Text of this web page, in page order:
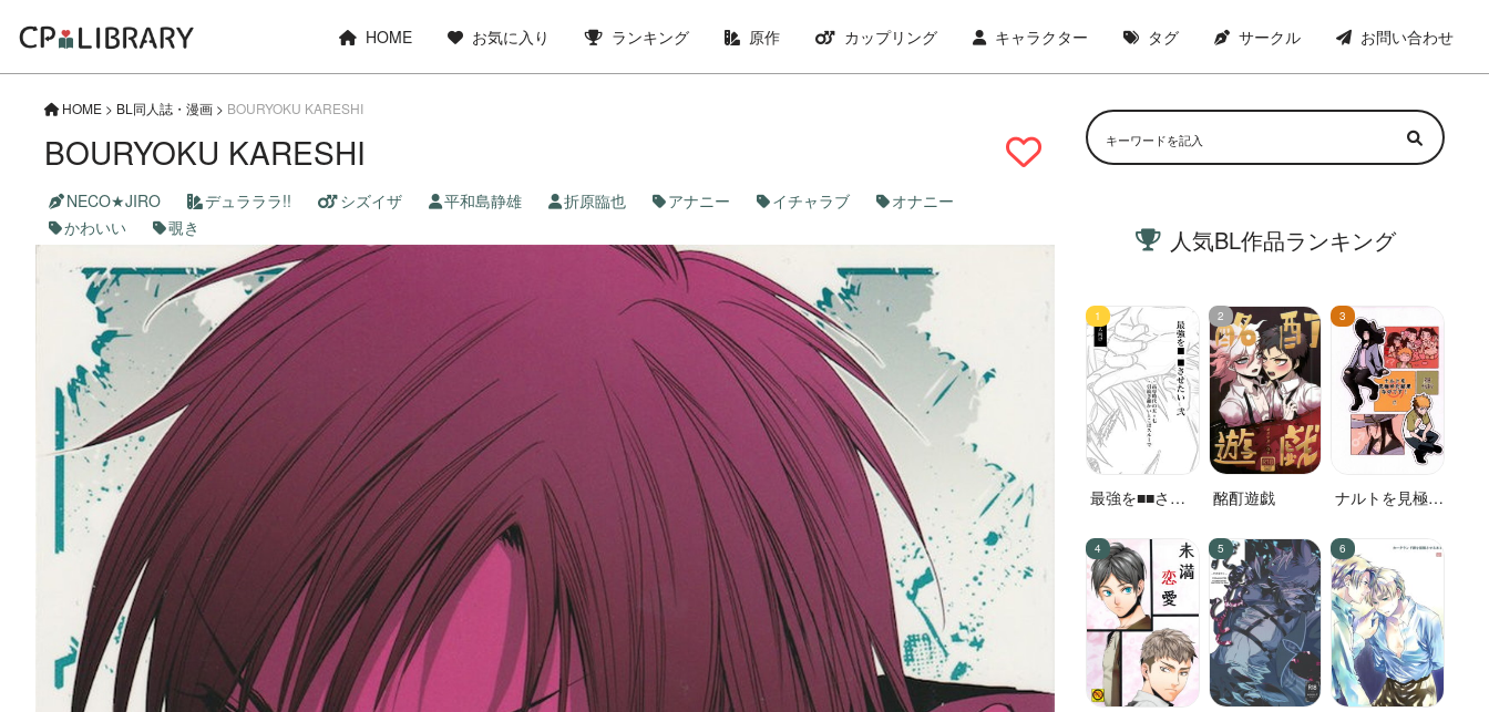
HOME お気に入り ランキング 原作 カップリング キャラクター タグ サークル お問い合わせ
HOME > BL同人誌・漫画 > BOURYOKU KARESHI
BOURYOKU KARESHI
NECO★JIRO デュラララ!! シズイザ 平和島静雄 折原臨也 アナニー イチャラブ
オナニー
かわいい
覗き 人気BL作品ランキング
最強を■■させ
酩酊遊戯
ナルトを見極め
す!